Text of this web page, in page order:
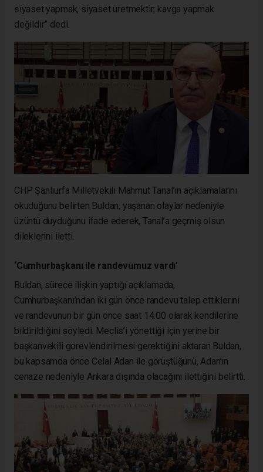
siyaset yapmak, siyaset üretmektir; kavga yapmak
değildir” dedi.
CHP Şanlıurfa Milletvekili Mahmut Tanal’ın açıklamalarını
okuduğunu belirten Buldan, yaşanan olaylar nedeniyle
üzüntü duyduğunu ifade ederek, Tanal’a geçmiş olsun
dileklerini iletti.
‘Cumhurbaşkanı ile randevumuz vardı’
Buldan, sürece ilişkin yaptığı açıklamada,
Cumhurbaşkanı’ndan iki gün önce randevu talep ettiklerini
ve randevunun bir gün önce saat 14.00 olarak kendilerine
bildirildiğini söyledi. Meclis’i yönettiği için yerine bir
başkanvekili görevlendirilmesi gerektiğini aktaran Buldan,
bu kapsamda önce Celal Adan ile görüştüğünü, Adan’ın
cenaze nedeniyle Ankara dışında olacağını ilettiğini belirtti.